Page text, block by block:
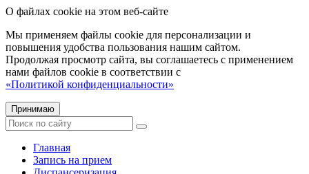
О файлах cookie на этом веб-сайте
Мы применяем файлы cookie для персонализации и
повышения удобства пользования нашим сайтом.
Продолжая просмотр сайта, вы соглашаетесь с применением
нами файлов cookie в соответствии с
«Политикой конфиденциальности»
Принимаю
Главная
Запись на прием